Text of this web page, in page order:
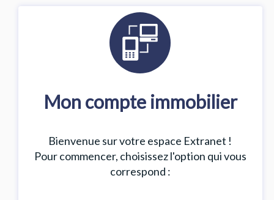
Mon compte immobilier
Bienvenue sur votre espace Extranet !
Pour commencer, choisissez l'option qui vous
correspond :